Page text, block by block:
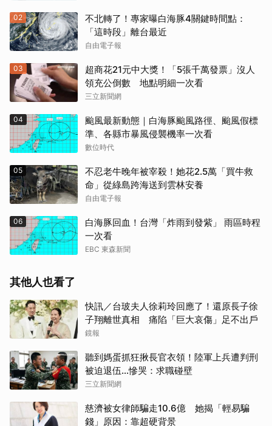
02
不北轉了！專家曝白海豚4關鍵時間點：
「這時段」離台最近
自由電子報
03
超商花21元中大獎！「5張千萬發票」沒人
領充公倒數 地點明細一次看
三立新聞網
04
颱風最新動態｜白海豚颱風路徑、颱風假標
準、各縣市暴風侵襲機率一次看
數位時代
05
不忍老牛晚年被宰殺！她花2.5萬「買牛救
命」從綠島跨海送到雲林安養
自由電子報
06
白海豚回血！台灣「炸雨到發紫」 雨區時程
一次看
EBC 東森新聞
其他人也看了
快訊／台玻夫人徐莉玲回應了！還原長子徐
子翔離世真相 痛陷「巨大哀傷」足不出戶
鏡報
聽到媽蛋抓狂揪長官衣領！陸軍上兵遭判刑
被迫退伍…慘哭：求職碰壁
三立新聞網
慈濟被女律師騙走10.6億 她揭「輕易騙
錢」原因：靠超硬背景